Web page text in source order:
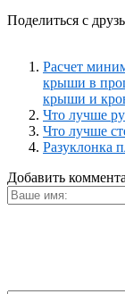
Поделиться с
Расчет
крыши в
крыши и
Что лучше
Что лучше
Разуклонка
Добавить